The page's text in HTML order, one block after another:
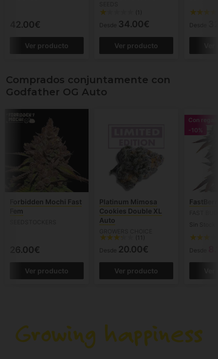
42.00€
Ver producto
(1)
Desde 34.00€
Ver producto
Desde
Comprados conjuntamente con
Godfather OG Auto
Forbidden Mochi Fast
Fem
26.00€
Ver producto
Platinum Mimosa
Cookies Double XL
Auto
(11)
Desde 20.00€
Ver producto
Con
-10%
Sin Stock
Desde